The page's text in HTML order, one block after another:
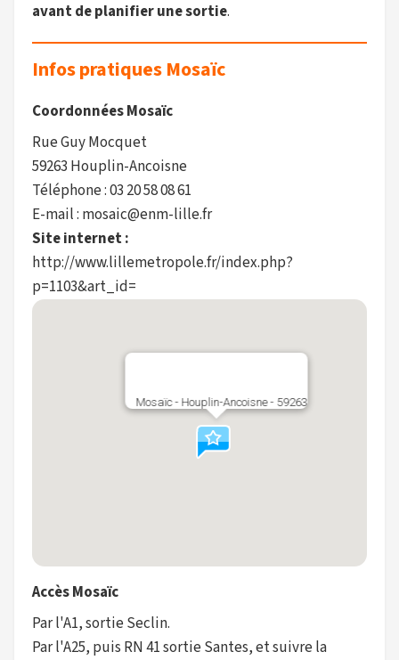
avant de planifier une sortie.
Infos pratiques Mosaïc
Coordonnées Mosaïc
Rue Guy Mocquet
59263 Houplin-Ancoisne
Téléphone : 03 20 58 08 61
E-mail : mosaic@enm-lille.fr
Site internet :
http://www.lillemetropole.fr/index.php?
p=1103&art_id=
Mosaïc - Houplin-Ancoisne - 59263
Accès Mosaïc
Par l'A1, sortie Seclin.
Par l'A25, puis RN 41 sortie Santes, et suivre la